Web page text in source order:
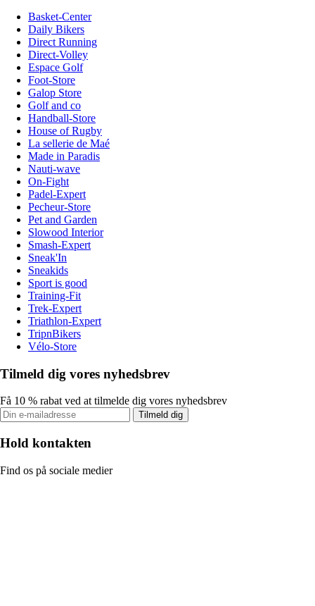
Basket-Center
Daily Bikers
Direct Running
Direct-Volley
Espace Golf
Foot-Store
Galop Store
Golf and co
Handball-Store
House of Rugby
La sellerie de Maé
Made in Paradis
Nauti-wave
On-Fight
Padel-Expert
Pecheur-Store
Pet and Garden
Slowood Interior
Smash-Expert
Sneak'In
Sneakids
Sport is good
Training-Fit
Trek-Expert
Triathlon-Expert
TripnBikers
Vélo-Store
Tilmeld dig vores nyhedsbrev
Få 10 % rabat ved at tilmelde dig vores nyhedsbrev
Tilmeld dig
Hold kontakten
Find os på sociale medier